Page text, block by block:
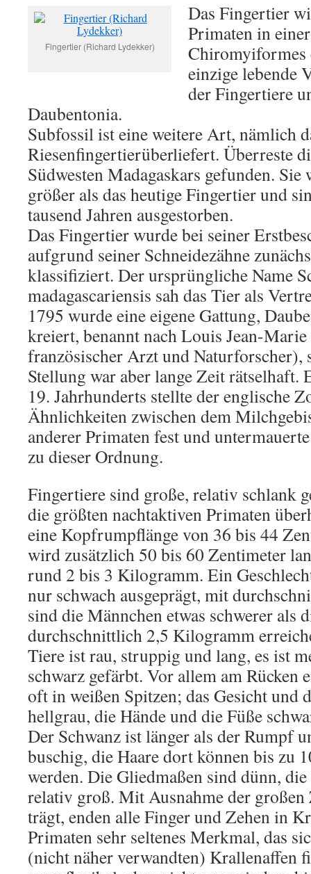
Fingertier (Richard Lydekker)
Das Fingertier
Primaten in
Chiromyiformes
einzige lebende
der Fingertiere
Daubentonia.
Subfossil ist eine weitere Art, nämlich
Riesenfingertierüberliefert. Überreste
Südwesten Madagaskars gefunden.
größer als das heutige Fingertier und
tausend Jahren ausgestorben.
Das Fingertier wurde bei seiner
aufgrund seiner Schneidezähne
klassifiziert. Der ursprüngliche Name
madagascariensis sah das Tier als
1795 wurde eine eigene Gattung,
kreiert, benannt nach Louis Jean-
französischer Arzt und Naturforscher),
Stellung war aber lange Zeit rätselhaft.
19. Jahrhunderts stellte der englische
Ähnlichkeiten zwischen dem
anderer Primaten fest und
zu dieser Ordnung.
Fingertiere sind große, relativ schlank
die größten nachtaktiven Primaten
eine Kopfrumpflänge von 36 bis 44
wird zusätzlich 50 bis 60 Zentimeter
rund 2 bis 3 Kilogramm. Ein
nur schwach ausgeprägt, mit
sind die Männchen etwas schwerer als
durchschnittlich 2,5 Kilogramm
Tiere ist rau, struppig und lang, es ist
schwarz gefärbt. Vor allem am Rücken
oft in weißen Spitzen; das Gesicht und
hellgrau, die Hände und die Füße
Der Schwanz ist länger als der Rumpf
buschig, die Haare dort können bis zu
werden. Die Gliedmaßen sind dünn,
relativ groß. Mit Ausnahme der großen
trägt, enden alle Finger und Zehen in
Primaten sehr seltenes Merkmal, das
(nicht näher verwandten) Krallenaffen